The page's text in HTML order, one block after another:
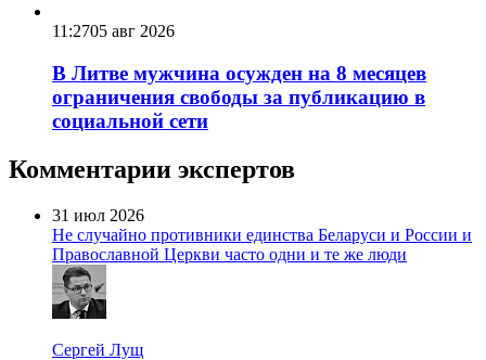
11:2705 авг 2026
В Литве мужчина осужден на 8 месяцев
ограничения свободы за публикацию в
социальной сети
Комментарии экспертов
31 июл 2026
Не случайно противники единства Беларуси и России и
Православной Церкви часто одни и те же люди
Сергей Лущ